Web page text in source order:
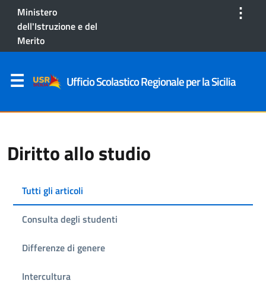
Ministero
dell'Istruzione e del
Merito
⋮
Ufficio Scolastico Regionale per la Sicilia
Diritto allo studio
Tutti gli articoli
Consulta degli studenti
Differenze di genere
Intercultura